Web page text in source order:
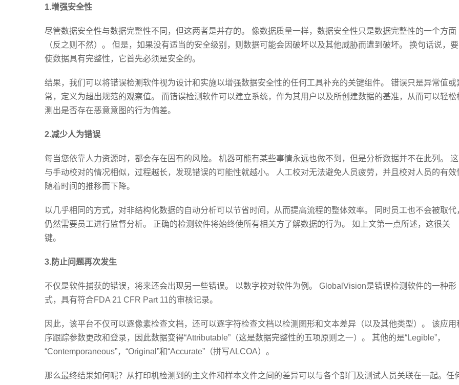
1.增强安全性
尽管数据安全性与数据完整性不同，但这两者是并存的。 像数据质量一样，数据安全性只是数据完整性的一个方面
（反之则不然）。 但是，如果没有适当的安全级别，则数据可能会因破坏以及其他威胁而遭到破坏。 换句话说，要
使数据具有完整性，它首先必须是安全的。
结果，我们可以将错误检测软件视为设计和实施以增强数据安全性的任何工具补充的关键组件。 错误只是异常值或
常，定义为超出规范的观察值。 而错误检测软件可以建立系统，作为其用户以及所创建数据的基准，从而可以轻松
测出是否存在恶意意图的行为偏差。
2.减少人为错误
每当您依靠人力资源时，都会存在固有的风险。 机器可能有某些事情永远也做不到，但是分析数据并不在此列。 这
与手动校对的情况相似，过程越长，发现错误的可能性就越小。 人工校对无法避免人员疲劳，并且校对人员的有效
随着时间的推移而下降。
以几乎相同的方式，对非结构化数据的自动分析可以节省时间，从而提高流程的整体效率。 同时员工也不会被取代
仍然需要员工进行监督分析。 正确的检测软件将始终使所有相关方了解数据的行为。 如上文第一点所述，这很关
键。
3.防止问题再次发生
不仅是软件捕获的错误，将来还会出现另一些错误。 以数字校对软件为例。 GlobalVision是错误检测软件的一种形
式，具有符合FDA 21 CFR Part 11的审核记录。
因此，该平台不仅可以逐像素检查文档，还可以逐字符检查文档以检测图形和文本差异（以及其他类型）。 该应用
序跟踪参数更改和登录，因此数据变得“Attributable”（这是数据完整性的五项原则之一）。 其他的是“Legible”，
“Contemporaneous”，“Original”和“Accurate”（拼写ALCOA）。
那么最终结果如何呢？从打印机检测到的主文件和样本文件之间的差异可以与各个部门及测试人员关联在一起。任